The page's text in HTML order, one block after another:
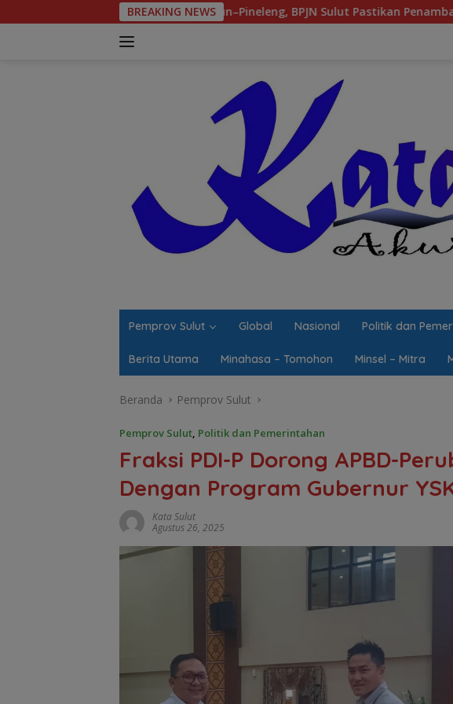
ke
BREAKING NEWS
Parah Winangun–Pineleng, BPJN Sulut Pastikan Penambalan Aspal Dimulai
Pemprov Sulut Global Nasional Politik dan
Berita Utama Minahasa – Tomohon Minsel – Mitra
Beranda Pemprov Sulut
Pemprov Sulut, Politik dan Pemerintahan
Fraksi PDI-P Dorong APBD-
Dengan Program Gubernur
Kata Sulut
Agustus 26, 2025